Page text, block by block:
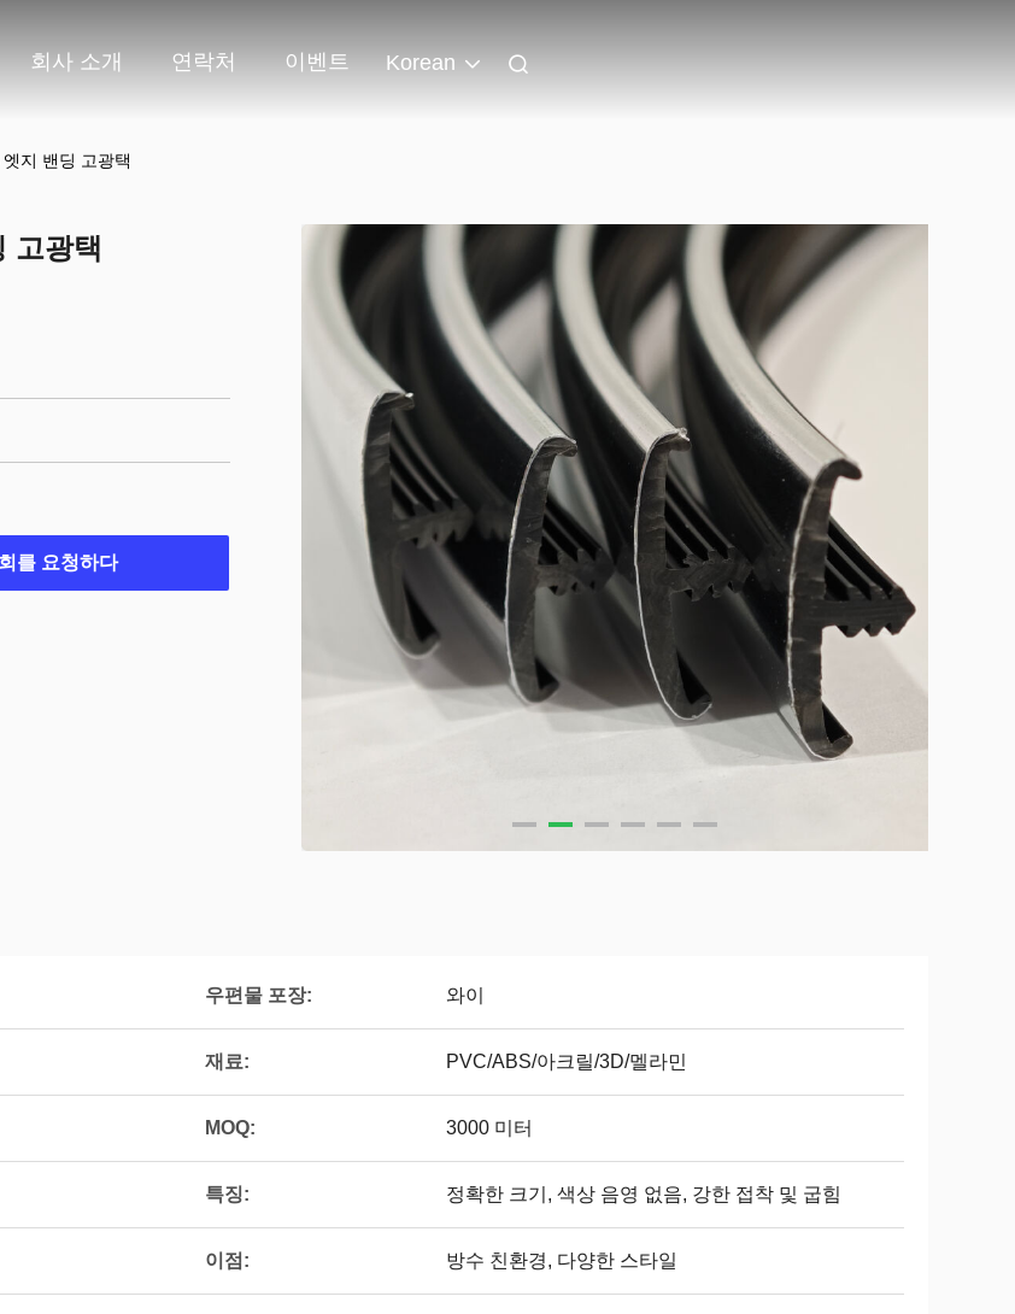
회사 소개 연락처 이벤트 Korean
지 밴딩 고광택
고광택
를 요청하다
우편물 포장: 와이
재료: PVC/ABS/아크릴/3D/멜라민
MOQ: 3000 미터
특징: 정확한 크기, 색상 음영 없음, 강한 접착 및 굽힘
이점: 방수 친환경, 다양한 스타일